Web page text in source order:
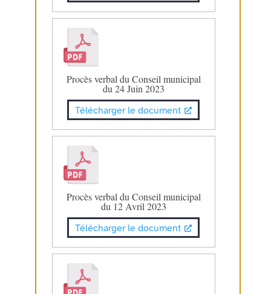
Procès verbal du Conseil municipal
du 24 Juin 2023
Télécharger le document
Procès verbal du Conseil municipal
du 12 Avril 2023
Télécharger le document